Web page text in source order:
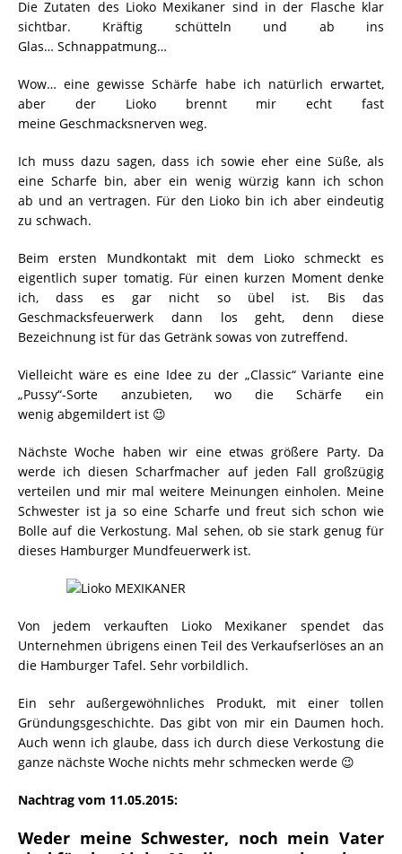
Die Zutaten des Lioko Mexikaner sind in der Flasche klar
sichtbar. Kräftig schütteln und ab ins
Glas… Schnappatmung…
Wow… eine gewisse Schärfe habe ich natürlich erwartet,
aber der Lioko brennt mir echt fast
meine Geschmacksnerven weg.
Ich muss dazu sagen, dass ich sowie eher eine Süße, als
eine Scharfe bin, aber ein wenig würzig kann ich schon
ab und an vertragen. Für den Lioko bin ich aber eindeutig
zu schwach.
Beim ersten Mundkontakt mit dem Lioko schmeckt es
eigentlich super tomatig. Für einen kurzen Moment denke
ich, dass es gar nicht so übel ist. Bis das
Geschmacksfeuerwerk dann los geht, denn diese
Bezeichnung ist für das Getränk sowas von zutreffend.
Vielleicht wäre es eine Idee zu der „Classic“ Variante eine
„Pussy“-Sorte anzubieten, wo die Schärfe ein
wenig abgemildert ist 😉
Nächste Woche haben wir eine etwas größere Party. Da
werde ich diesen Scharfmacher auf jeden Fall großzügig
verteilen und mir mal weitere Meinungen einholen. Meine
Schwester ist ja so eine Scharfe und freut sich schon wie
Bolle auf die Verkostung. Mal sehen, ob sie stark genug für
dieses Hamburger Mundfeuerwerk ist.
Von jedem verkauften Lioko Mexikaner spendet das
Unternehmen übrigens einen Teil des Verkaufserlöses an an
die Hamburger Tafel. Sehr vorbildlich.
Ein sehr außergewöhnliches Produkt, mit einer tollen
Gründungsgeschichte. Das gibt von mir ein Daumen hoch.
Auch wenn ich glaube, dass ich durch diese Verkostung die
ganze nächste Woche nichts mehr schmecken werde 😉
Nachtrag vom 11.05.2015:
Weder meine Schwester, noch mein Vater